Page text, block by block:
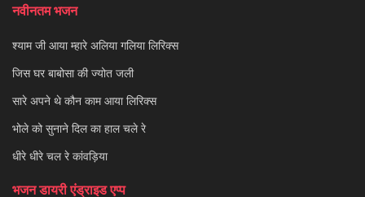
नवीनतम भजन
श्याम जी आया म्हारे अलिया गलिया लिरिक्स
जिस घर बाबोसा की ज्योत जली
सारे अपने थे कौन काम आया लिरिक्स
भोले को सुनाने दिल का हाल चले रे
धीरे धीरे चल रे कांवड़िया
भजन डायरी एंड्राइड एप्प